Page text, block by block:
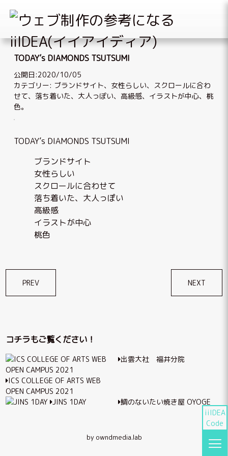
Skip
content
iiIDEA
Code
TODAY’s DIAMONDS TSUTSUMI
公開日:2020/10/05
カテゴリー: ブランドサイト、 女性らしい、 スクロールに合わ
せて、 落ち着いた、大人っぽい、 高級感、 イラストが中心、 桃
色。
TODAY’s DIAMONDS TSUTSUMI
ブランドサイト
女性らしい
スクロールに合わせて
落ち着いた、大人っぽい
高級感
イラストが中心
桃色
稿
ゲ
ー
シ
ョ
PREV NEXT
コチラもご覧ください！
ICS COLLEGE OF ARTS WEB
OPEN CAMPUS 2021
出雲大社 福井分院
JINS 1DAY 鯛のないたい焼き屋 OYOGE
by owndmedia.lab